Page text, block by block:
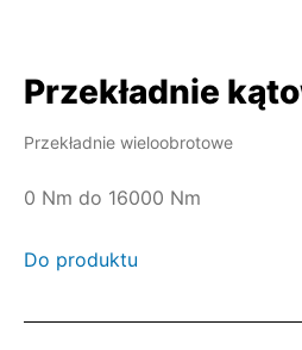
Przekładnie
Przekładnie wieloobrotowe
0 Nm do 16000 Nm
Do produktu